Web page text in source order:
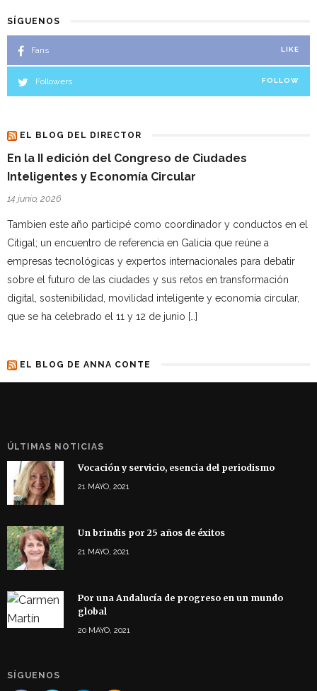
SÍGUENOS
Fans LIKE
Followers FOLLOW
EL BLOG DEL DIRECTOR
En la II edición del Congreso de Ciudades
Inteligentes y Economía Circular
14 junio, 2026
Tambien este año participé como coordinador y conductos en el
Citigal; un encuentro de referencia en Galicia que reúne a
empresas tecnológicas y expertos internacionales para debatir
sobre el futuro de las ciudades y sus retos en transformación
digital, sostenibilidad, movilidad inteligente y economía circular,
que se ha celebrado el 11 y 12 de junio […]
EL BLOG DE ANNA CONTE
ÚLTIMAS NOTICIAS
Vocación y servicio, esencia del periodismo
21 MAYO, 2021
Un brindis por 25 años de éxitos
21 MAYO, 2021
Por una Andalucía de progreso en un mundo
global
20 MAYO, 2021
SÍGUENOS